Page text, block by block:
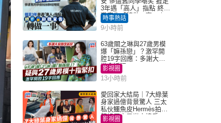
3年遇「高人」指點 終辭
職宣告「轉做一事」｜
Juicy叮
時事熱話
9小時前
63歲關之琳與27歲男模
爆「嫲孫戀」？激罕開
腔19字回應：多謝大家
掛念近況
影視圈
13小時前
愛回家大結局｜7大綠葉
身家過億背景驚人 三太
私伙鱷魚皮Hermès拍劇
蘇姐原來是半山樓后
影視圈